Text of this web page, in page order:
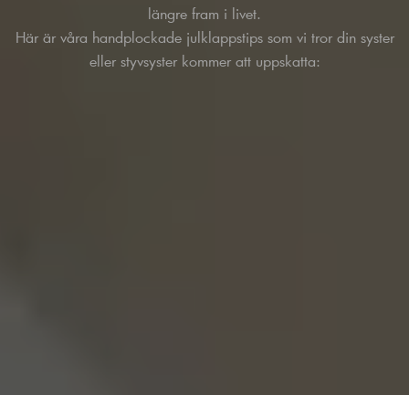
längre fram i livet.
Här är våra handplockade julklappstips som vi tror din syster
eller styvsyster kommer att uppskatta: